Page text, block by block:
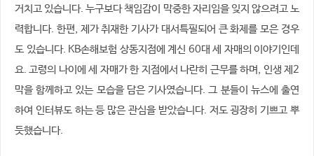
거치고 있습니다. 누구보다 책임감이 막중한 자리임을 잊지 않으려고 노
력합니다. 한편, 제가 취재한 기사가 대서특필되어 큰 화제를 모은 경우
도 있습니다. KB손해보험 상동지점에 계신 60대 세 자매의 이야기인데
요. 고령의 나이에 세 자매가 한 지점에서 나란히 근무를 하며, 인생 제2
막을 함께하고 있는 모습을 담은 기사였습니다. 그 분들이 뉴스에 출연
하여 인터뷰도 하는 등 많은 관심을 받았습니다. 저도 굉장히 기쁘고 뿌
듯했습니다.